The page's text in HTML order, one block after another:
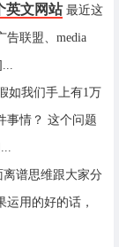
英文网站 最近这
告联盟、media
如我们手上有1万
事情？ 这个问题
谱思维跟大家分
用的好的话，